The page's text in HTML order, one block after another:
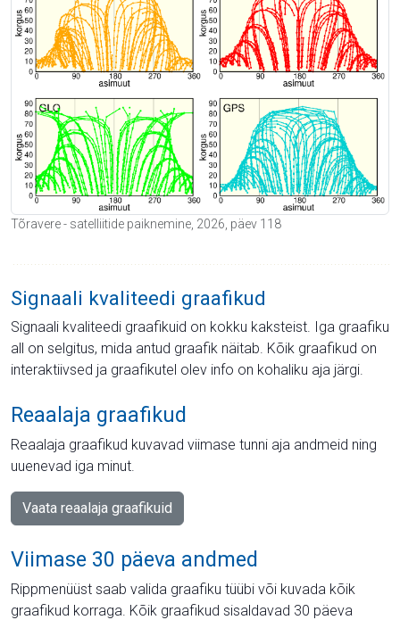
Tõravere - satelliitide paiknemine, 2026, päev 118
Signaali kvaliteedi graafikud
Signaali kvaliteedi graafikuid on kokku kaksteist. Iga graafiku
all on selgitus, mida antud graafik näitab. Kõik graafikud on
interaktiivsed ja graafikutel olev info on kohaliku aja järgi.
Reaalaja graafikud
Reaalaja graafikud kuvavad viimase tunni aja andmeid ning
uuenevad iga minut.
Vaata reaalaja graafikuid
Viimase 30 päeva andmed
Rippmenüüst saab valida graafiku tüübi või kuvada kõik
graafikud korraga. Kõik graafikud sisaldavad 30 päeva